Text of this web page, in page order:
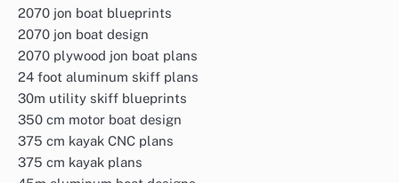
2070 jon boat blueprints
2070 jon boat design
2070 plywood jon boat plans
24 foot aluminum skiff plans
30m utility skiff blueprints
350 cm motor boat design
375 cm kayak CNC plans
375 cm kayak plans